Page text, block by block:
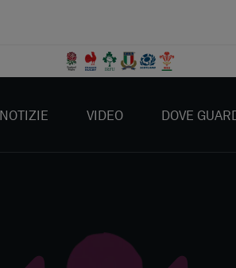
NOTIZIE VIDEO DOVE